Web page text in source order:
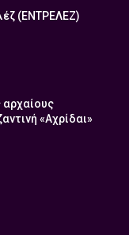
(ΕΝΤΡΕΛΕΖ)
«Αχρίδαι»